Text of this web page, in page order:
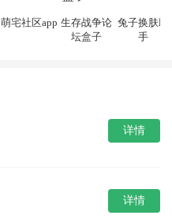
萌宅社区app 生存战争论
坛盒子
兔子换肤助
手
详情
详情